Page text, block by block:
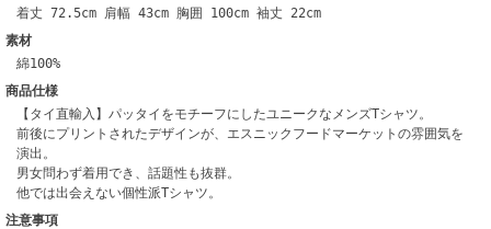
着丈 72.5cm 肩幅 43cm 胸囲 100cm 袖丈 22cm
素材
綿100%
商品仕様
【タイ直輸入】パッタイをモチーフにしたユニークなメンズTシャツ。
前後にプリントされたデザインが、エスニックフードマーケットの雰囲気を
演出。
男女問わず着用でき、話題性も抜群。
他では出会えない個性派Tシャツ。
注意事項